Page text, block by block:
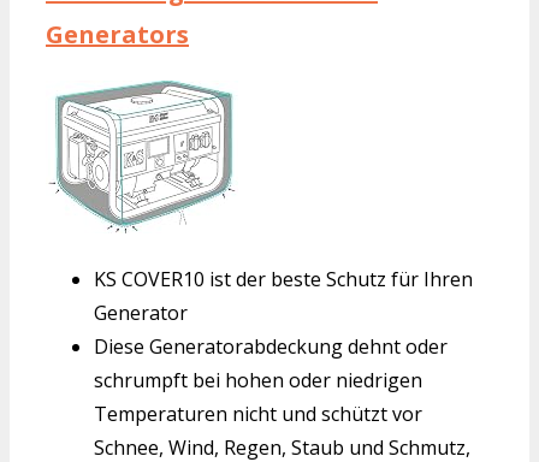
Generators
KS COVER10 ist der beste Schutz für Ihren
Generator
Diese Generatorabdeckung dehnt oder
schrumpft bei hohen oder niedrigen
Temperaturen nicht und schützt vor
Schnee, Wind, Regen, Staub und Schmutz,